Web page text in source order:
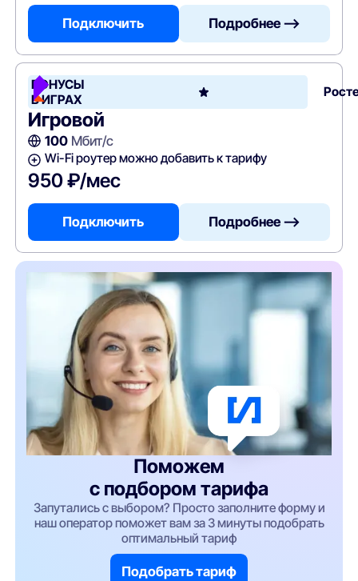
Подключить Подробнее —>
БОНУСЫ
В ИГРАХ
Игровой
100Мбит/с
Wi-Fi роутер можно добавить к тарифу
950 ₽/мес
Подключить Подробнее —>
Поможем
с подбором тарифа
Запутались с выбором? Просто заполните форму и
наш оператор поможет вам за 3 минуты подобрать
оптимальный тариф
Подобрать тариф